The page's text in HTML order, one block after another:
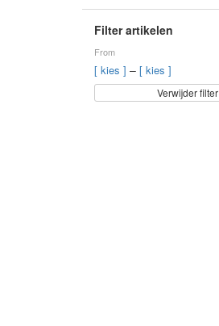
Filter artikelen
From
[ kies ] – [ kies ]
Verwijder filter